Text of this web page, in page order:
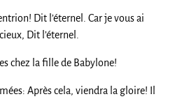
Dit l’éternel. Car je vous ai
Dit l’éternel.
chez la fille de Babylone!
Après cela, viendra la gloire! Il